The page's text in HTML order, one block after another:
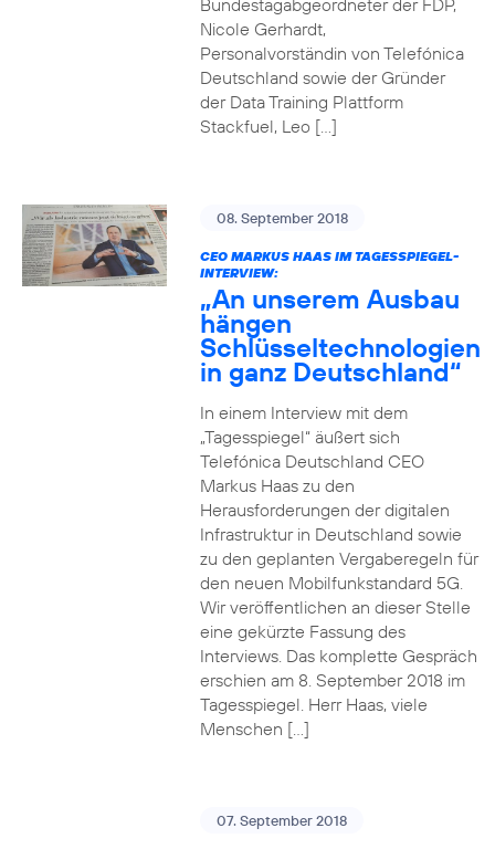
Bundestagabgeordneter der FDP,
Nicole Gerhardt,
Personalvorständin von Telefónica
Deutschland sowie der Gründer
der Data Training Plattform
Stackfuel, Leo […]
08. September 2018
CEO MARKUS HAAS IM TAGESSPIEGEL-
INTERVIEW:
„An unserem Ausbau
hängen
Schlüsseltechnologien
in ganz Deutschland“
In einem Interview mit dem
„Tagesspiegel“ äußert sich
Telefónica Deutschland CEO
Markus Haas zu den
Herausforderungen der digitalen
Infrastruktur in Deutschland sowie
zu den geplanten Vergaberegeln für
den neuen Mobilfunkstandard 5G.
Wir veröffentlichen an dieser Stelle
eine gekürzte Fassung des
Interviews. Das komplette Gespräch
erschien am 8. September 2018 im
Tagesspiegel. Herr Haas, viele
Menschen […]
07. September 2018